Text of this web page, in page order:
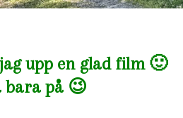
upp en glad film 🙂
bara på 😉